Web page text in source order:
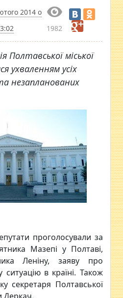
2014 о
1982
Полтавської міської
ухваленням усіх
незапланованих
проголосували за
Мазепі у Полтаві,
Леніну, заяву про
ситуацію в країні. Також
секретаря Полтавської